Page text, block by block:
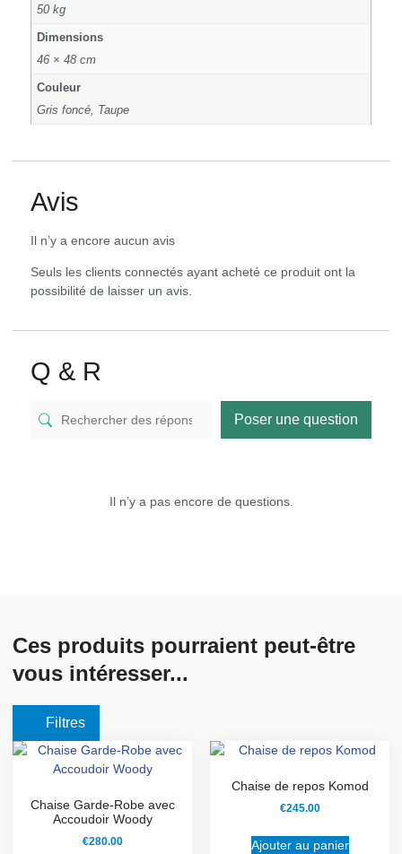
50 kg
Dimensions
46 × 48 cm
Couleur
Gris foncé, Taupe
Avis
Il n’y a encore aucun avis
Seuls les clients connectés ayant acheté ce produit ont la
possibilité de laisser un avis.
Q & R
Poser une question
Il n’y a pas encore de questions.
Ces produits pourraient peut-être
vous intéresser...
Filtres
Chaise Garde-Robe avec
Accoudoir Woody
€280.00
Chaise de repos Komod
€245.00
Ajouter au panier